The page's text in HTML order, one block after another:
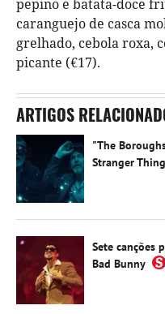
pepino e batata-doce
caranguejo de casca
grelhado, cebola roxa,
picante (€17).
ARTIGOS
"The
Stranger
Sete canções
Bad Bunny